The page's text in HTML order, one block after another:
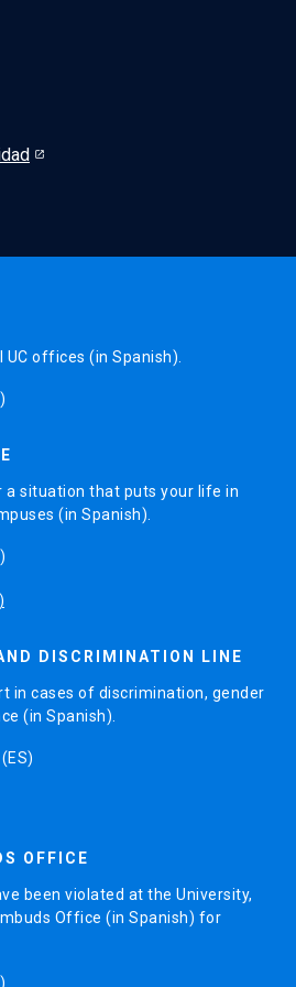
offices (in Spanish).
a situation that puts your life in
(in Spanish).
DISCRIMINATION LINE
in cases of discrimination, gender
(in Spanish).
(ES)
OFFICE
been violated at the University,
Office (in Spanish) for